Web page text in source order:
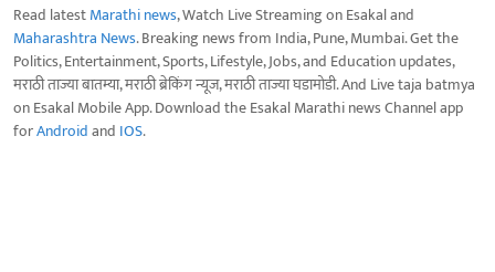
Read latestMarathi news, Watch Live Streaming on Esakal and
Maharashtra News. Breaking news from India, Pune, Mumbai. Get the
Politics, Entertainment, Sports, Lifestyle, Jobs, and Education updates,
मराठी ताज्या बातम्या, मराठी ब्रेकिंग न्यूज, मराठी ताज्या घडामोडी. And Live taja batmya
on Esakal Mobile App. Download the Esakal Marathi news Channel app
forAndroidand IOS.